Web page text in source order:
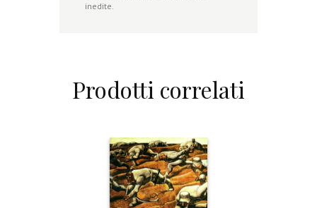
inedite.
Prodotti correlati